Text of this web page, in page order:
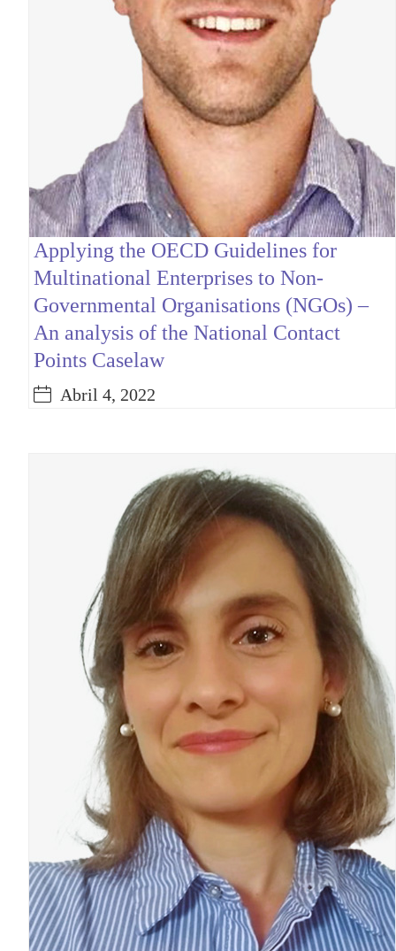
Applying the OECD Guidelines for
Multinational Enterprises to Non-
Governmental Organisations (NGOs) –
An analysis of the National Contact
Points Caselaw
Abril 4, 2022